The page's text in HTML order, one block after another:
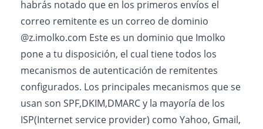
habrás notado que en los primeros envíos el
correo remitente es un correo de dominio
@z.imolko.com Este es un dominio que Imolko
pone a tu disposición, el cual tiene todos los
mecanismos de autenticación de remitentes
configurados. Los principales mecanismos que se
usan son SPF,DKIM,DMARC y la mayoría de los
ISP(Internet service provider) como Yahoo, Gmail,